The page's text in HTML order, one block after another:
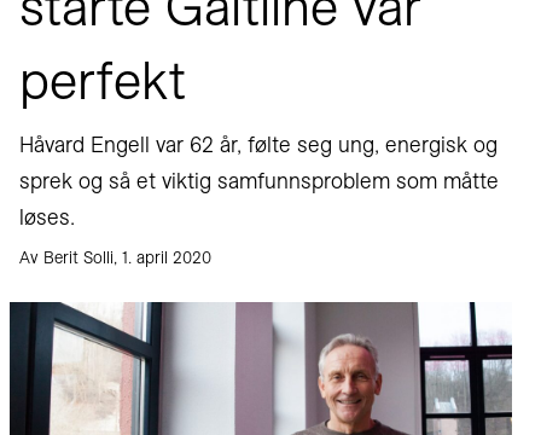
perfekt
Håvard Engell var 62 år, følte seg ung, energisk og
sprek og så et viktig samfunnsproblem som måtte
løses.
Av Berit Solli, 1. april 2020